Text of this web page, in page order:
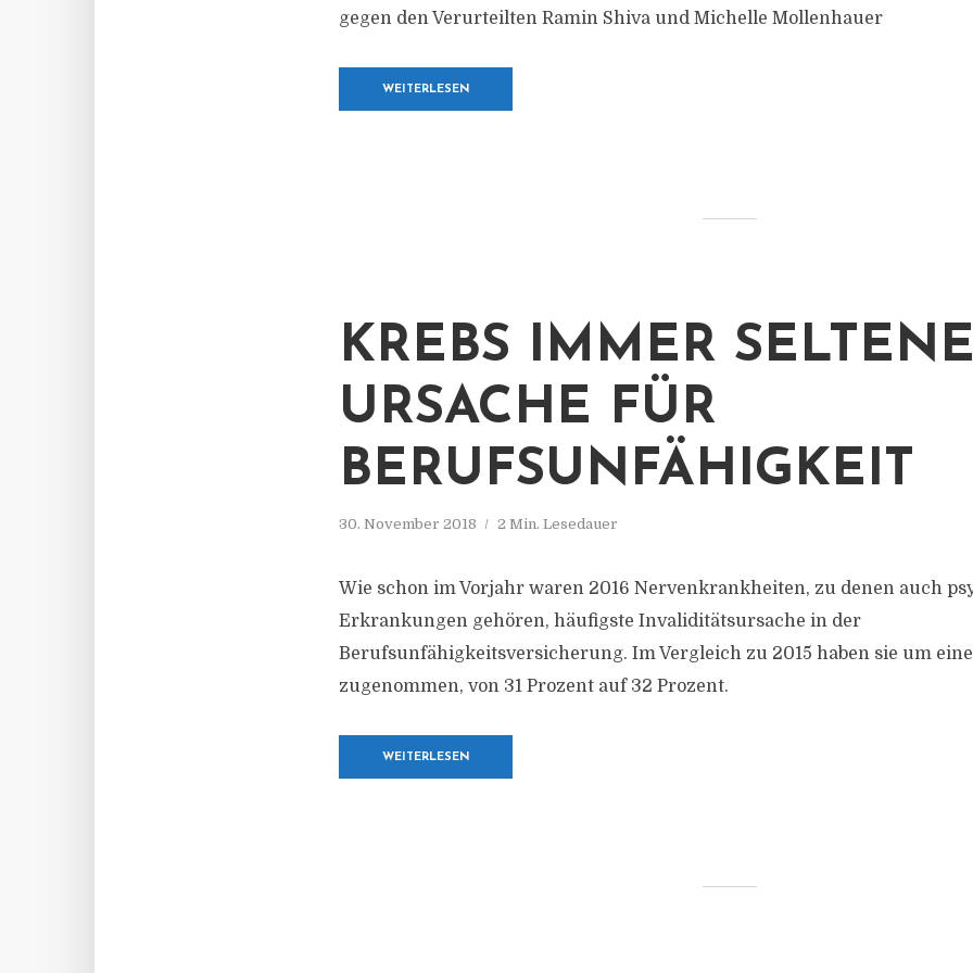
gegen den Verurteilten Ramin Shiva und Michelle Mollenhauer
WEITERLESEN
KREBS IMMER
URSACHE FÜR
BERUFSUNFÄHIGKEIT
30. November 2018 2 Min. Lesedauer
Wie schon im Vorjahr waren 2016 Nervenkrankheiten, zu denen auch
Erkrankungen gehören, häufigste Invaliditätsursache in der
Berufsunfähigkeitsversicherung. Im Vergleich zu 2015 haben sie um
zugenommen, von 31 Prozent auf 32 Prozent.
WEITERLESEN